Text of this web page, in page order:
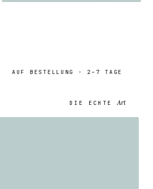
AUF BESTELLUNG · 2–7 TAGE
DIE ECHTEArt